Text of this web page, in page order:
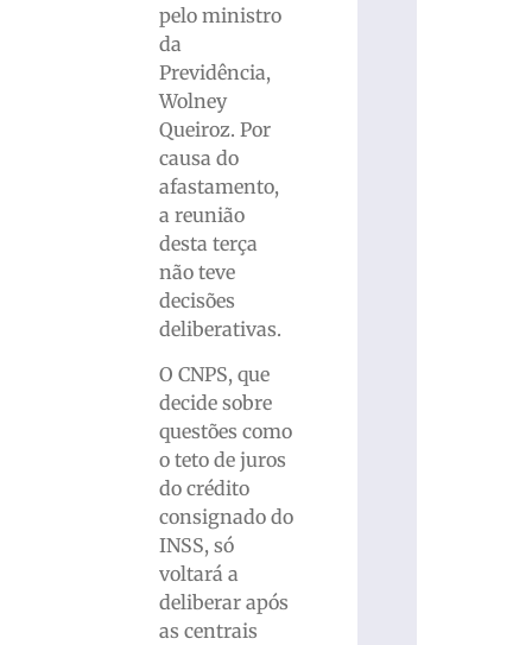
pelo ministro
da
Previdência,
Wolney
Queiroz. Por
causa do
afastamento,
a reunião
desta terça
não teve
decisões
deliberativas.
O CNPS, que
decide sobre
questões como
o teto de juros
do crédito
consignado do
INSS, só
voltará a
deliberar após
as centrais